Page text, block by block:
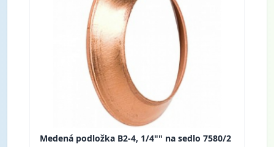
Medená podložka B2-4, 1/4"" na sedlo 7580/2